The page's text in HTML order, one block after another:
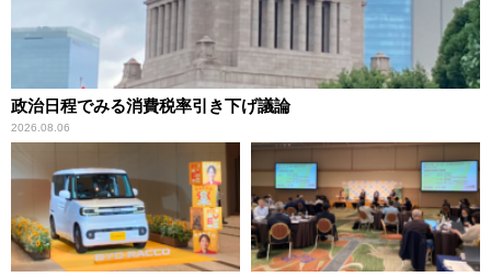
政治日程でみる消費税率引き下げ議論
2026.08.06